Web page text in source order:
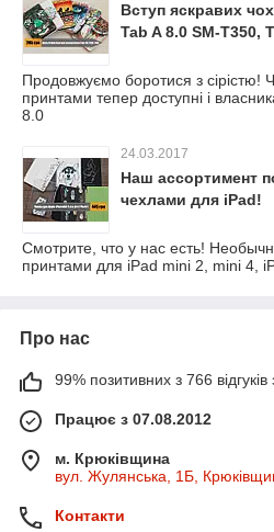
Вступ яскравих
Tab A 8.0 SM-T350,
Продовжуємо боротися з сірістю!
принтами тепер доступні і
8.0
24.03.2017
Наш ассортимент
чехлами для iPad!
Смотрите, что у нас есть!
принтами для iPad mini 2, mini 4,
Про нас
99% позитивних з 766 відгуків
Працює з 07.08.2012
м. Крюківщина
вул. Жулянська, 1Б,
Контакти